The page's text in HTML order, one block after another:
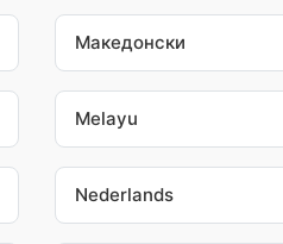
Македонски
Melayu
Nederlands